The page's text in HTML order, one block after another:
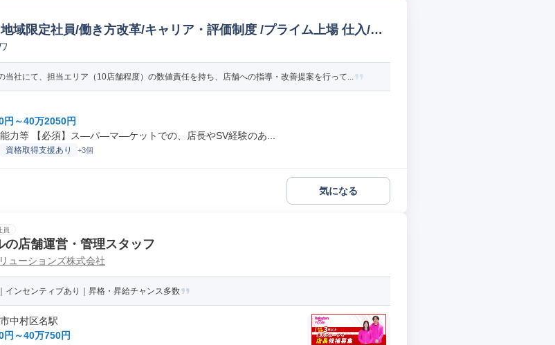
地域限定社員/働き方改革/キャリア・評価制度 /プライム上場 仕入/バ
当社にて、担当エリア（10店舗程度）の数値責任を持ち、店舗への指導・改善提案を行って...
円～40万2050円
力等 【必須】ス―パ―マ―ケットでの、店長やSV経験のあ...
資格取得支援あり +3個
気になる
員
の店舗運営・管理スタッフ
ューションズ株式会社
インセンティブあり｜昇格・昇給チャンス多数
中村区名駅
円～40万750円